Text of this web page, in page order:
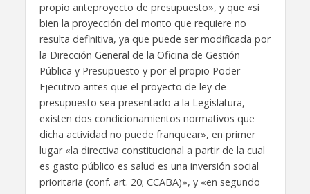
propio anteproyecto de presupuesto», y que «si
bien la proyección del monto que requiere no
resulta definitiva, ya que puede ser modificada por
la Dirección General de la Oficina de Gestión
Pública y Presupuesto y por el propio Poder
Ejecutivo antes que el proyecto de ley de
presupuesto sea presentado a la Legislatura,
existen dos condicionamientos normativos que
dicha actividad no puede franquear», en primer
lugar «la directiva constitucional a partir de la cual
es gasto público es salud es una inversión social
prioritaria (conf. art. 20; CCABA)», y «en segundo